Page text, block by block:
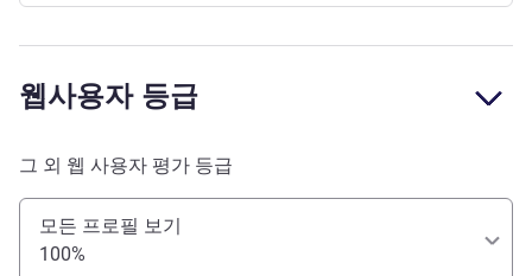
웹사용자 등급
그 외 웹 사용자 평가 등급
모든 프로필 보기
100%